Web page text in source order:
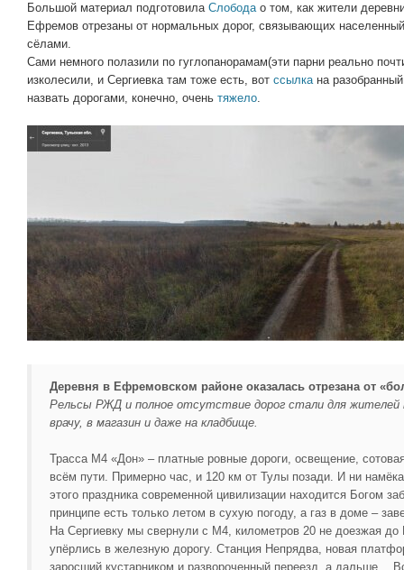
Большой материал подготовила Слободао том, как жители
Ефремов отрезаны от нормальных дорог, связывающих
сёлами.
Сами немного полазили по гуглопанорамам(эти парни реально
изколесили, и Сергиевка там тоже есть, вот ссылкана разобранный
назвать дорогами, конечно, очень тяжело.
Деревня в Ефремовском районе оказалась отрезана от
Рельсы РЖД и полное отсутствие дорог стали для жителей
врачу, в магазин и даже на кладбище.
Трасса М4 «Дон» – платные ровные дороги, освещение,
всём пути. Примерно час, и 120 км от Тулы позади. И ни
этого праздника современной цивилизации находится Богом
принципе есть только летом в сухую погоду, а газ в доме –
На Сергиевку мы свернули с М4, километров 20 не доезжая
упёрлись в железную дорогу. Станция Непрядва, новая
заросший кустарником и развороченный переезд, а дальше…